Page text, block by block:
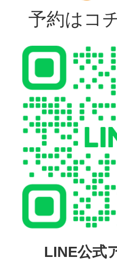
予約はコ
LINE公式